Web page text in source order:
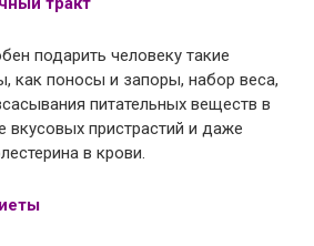
подарить человеку такие
как поносы и запоры, набор веса,
питательных веществ в
вкусовых пристрастий и даже
в крови.